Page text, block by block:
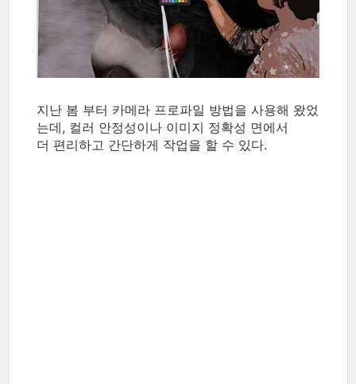
지난 봄 부터 카메라 프로파일 방법을 사용해 왔었
는데, 컬러 안정성이나 이미지 정확성 면에서
더 편리하고 간단하게 작업을 할 수 있다.